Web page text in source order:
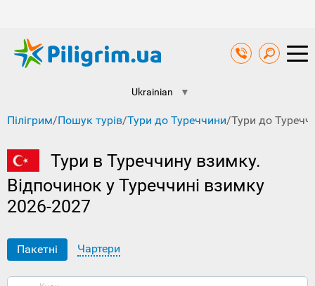
Ukrainian ▼
Пілігрим/Пошук турів/Тури до Туреччини/Тури до
Тури в Туреччину взимку.
Відпочинок у Туреччині взимку
2026-2027
Пакетні Чартери